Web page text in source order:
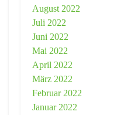
August 2022
Juli 2022
Juni 2022
Mai 2022
April 2022
März 2022
Februar 2022
Januar 2022